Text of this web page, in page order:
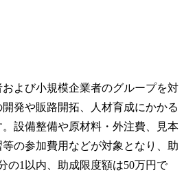
よび小規模企業者のグループを対
発や販路開拓、人材育成にかかる
設備整備や原材料・外注費、見本
の参加費用などが対象となり、助
の1以内、助成限度額は50万円で